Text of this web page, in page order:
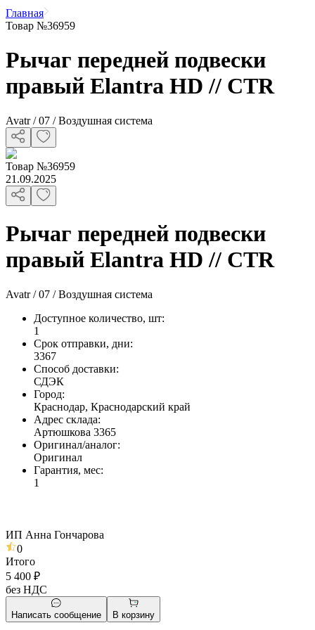
Главная
Товар №36959
Рычаг передней подвески
правый Elantra HD // CTR
Avatr / 07 / Воздушная система
Товар №36959
21.09.2025
Рычаг передней подвески
правый Elantra HD // CTR
Avatr / 07 / Воздушная система
Доступное количество, шт:
1
Срок отправки, дни:
3367
Способ доставки:
СДЭК
Город:
Краснодар, Краснодарский край
Адрес склада:
Артюшкова 3365
Оригинал/аналог:
Оригинал
Гарантия, мес:
1
ИП Анна Гончарова
0
Итого
5 400 ₽
без НДС
Написать сообщение В корзину